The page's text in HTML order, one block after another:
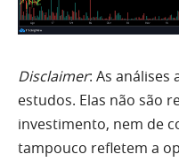
Disclaimer: As análises
estudos. Elas não são
investimento, nem de
tampouco refletem a